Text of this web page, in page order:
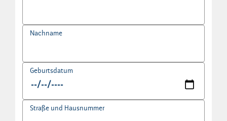
Nachname
Geburtsdatum
Straße und Hausnummer